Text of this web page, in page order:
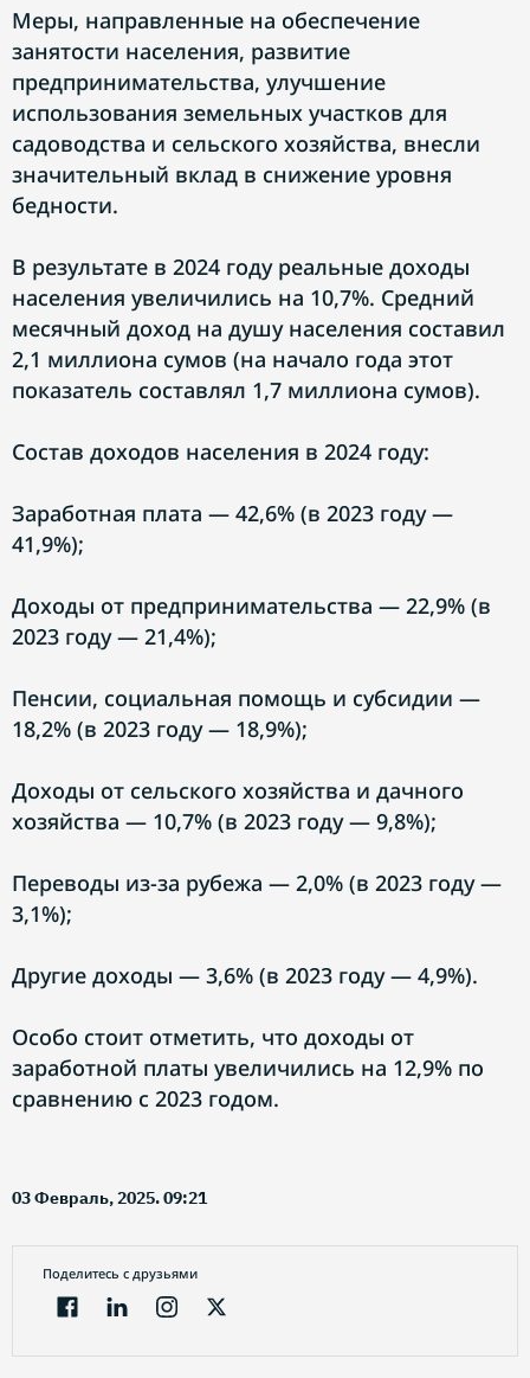
Меры, направленные на обеспечение
занятости населения, развитие
предпринимательства, улучшение
использования земельных участков для
садоводства и сельского хозяйства, внесли
значительный вклад в снижение уровня
бедности.
В результате в 2024 году реальные доходы
населения увеличились на 10,7%. Средний
месячный доход на душу населения составил
2,1 миллиона сумов (на начало года этот
показатель составлял 1,7 миллиона сумов).
Состав доходов населения в 2024 году:
Заработная плата — 42,6% (в 2023 году —
41,9%);
Доходы от предпринимательства — 22,9% (в
2023 году — 21,4%);
Пенсии, социальная помощь и субсидии —
18,2% (в 2023 году — 18,9%);
Доходы от сельского хозяйства и дачного
хозяйства — 10,7% (в 2023 году — 9,8%);
Переводы из-за рубежа — 2,0% (в 2023 году —
3,1%);
Другие доходы — 3,6% (в 2023 году — 4,9%).
Особо стоит отметить, что доходы от
заработной платы увеличились на 12,9% по
сравнению с 2023 годом.
03 Февраль, 2025. 09:21
Поделитесь с друзьями